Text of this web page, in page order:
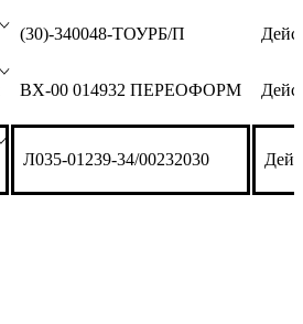
ВХ-00 014932 ПЕРЕОФОРМ